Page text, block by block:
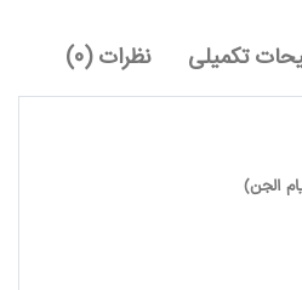
تکمیلی نظرات (0)